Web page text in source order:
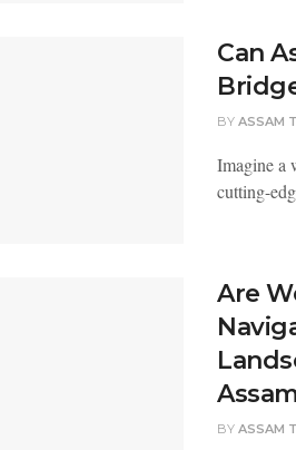
Can
BY ASSAM
Imagine a
cutting-
Are
BY ASSAM